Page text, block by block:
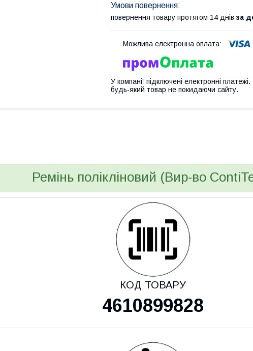
повернення товару протягом 14 днів за
У компанії підключені електронні
будь-який товар не покидаючи сайту.
Ремінь полікліновий (Вир-во
КОД ТОВАРУ
4610899828